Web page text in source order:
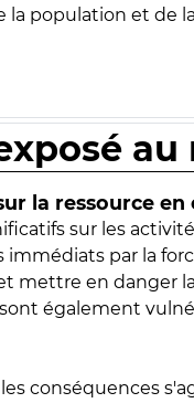
la population et de
la ressource en
sur les
immédiats par la
mettre en danger
également
conséquences